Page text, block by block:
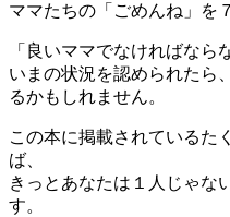
ママたちの「ごめんね」を
「良いママでなければなら
いまの状況を認められたら
るかもしれません。
この本に掲載されているた
ば、
きっとあなたは１人じゃな
す。